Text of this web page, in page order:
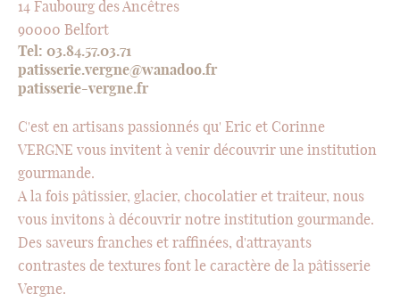
14 Faubourg des Ancêtres
90000 Belfort
Tel: 03.84.57.03.71
patisserie.vergne@wanadoo.fr
patisserie-vergne.fr
C'est en artisans passionnés qu' Eric et Corinne
VERGNE vous invitent à venir découvrir une institution
gourmande.
A la fois pâtissier, glacier, chocolatier et traiteur, nous
vous invitons à découvrir notre institution gourmande.
Des saveurs franches et raffinées, d'attrayants
contrastes de textures font le caractère de la pâtisserie
Vergne.